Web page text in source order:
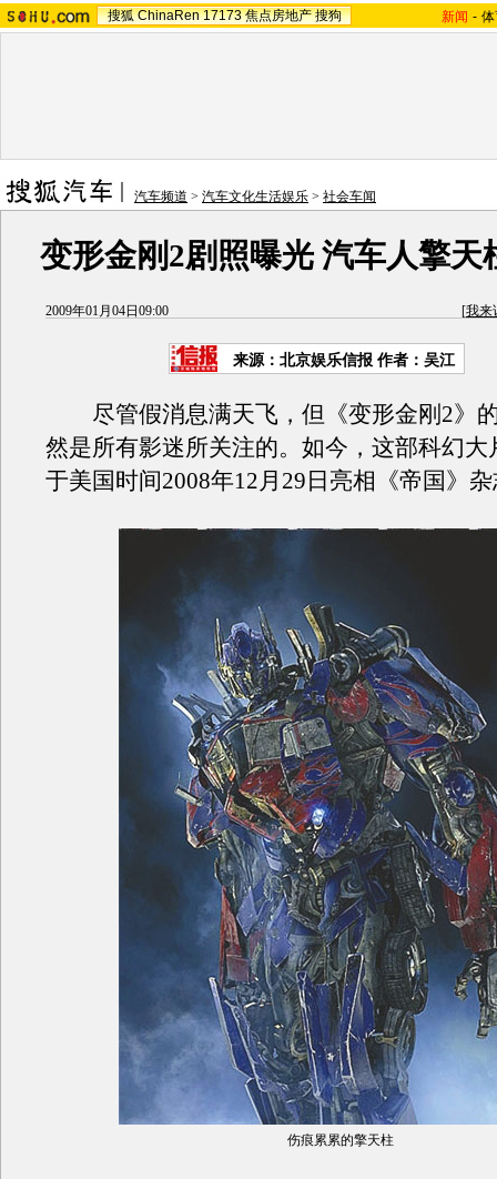
搜狐 ChinaRen 17173 焦点房地产 搜狗 新闻 -
汽车频道 > 汽车文化生活娱乐 > 社会车闻
变形金刚2剧照曝光 汽车人擎天
2009年01月04日09:00 [我来
来源： 北京娱乐信报 作者：吴江
尽管假消息满天飞，但《变形金刚2》
然是所有影迷所关注的。如今，这部科幻大
于美国时间2008年12月29日亮相《帝国》
伤痕累累的擎天柱